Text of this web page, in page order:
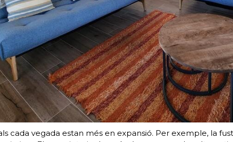
cada vegada estan més en expansió. Per exemple, la